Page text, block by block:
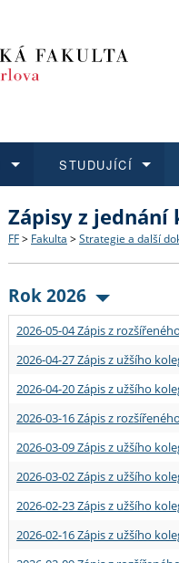
Struktura a historie
Strategie a další
Podpora a benefity pro
Absolventi fakulty
Co studovat a jak se
Učitelské studijní
Informace k průběhu
STUDUJÍCÍ
Bakalářské a magisterské
Doktorské studium
Rigorózní řízení
O vědě a výzkumu na FF
Akademické kvalifikace
Granty a projekty
Aktuální nabídky a
Vyjíždějící studenti
Přijíždějící studenti
Vyjíždějící zaměstnanci
Zápisy z jednání
FF > Fakulta > Strategie a další
Rok 2026
2026-05-04 Zápis z
2026-04-27 Zápis z užšího
2026-04-20 Zápis z užšího
2026-03-16 Zápis z
2026-03-09 Zápis z užšího
2026-03-02 Zápis z užšího
2026-02-23 Zápis z užšího
2026-02-16 Zápis z užšího